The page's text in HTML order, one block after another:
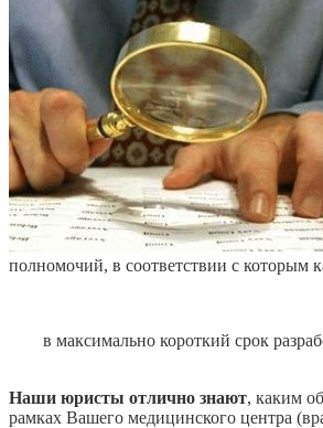
полномочий, в соответствии с которым
в максимально короткий срок
Наши юристы отлично знают, каким
рамках Вашего медицинского центра